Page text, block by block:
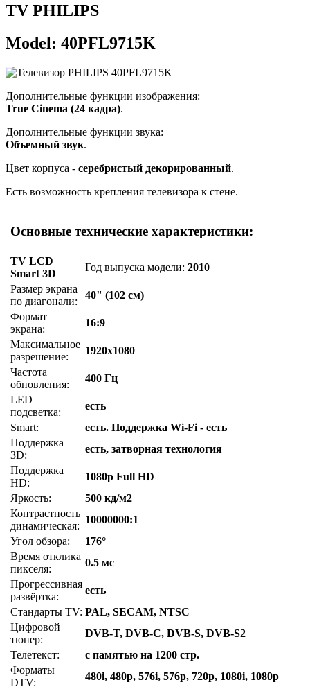
TV PHILIPS
Model: 40PFL9715K
Дополнительные функции изображения:
True Cinema (24 кадра).
Дополнительные функции звука:
Объемный звук.
Цвет корпуса - серебристый декорированный.
Есть возможность крепления телевизора к стене.
Основные технические характеристики:
TV LCD
Smart 3D
Год выпуска модели:2010
Размер экрана
по диагонали:
40" (102 см)
Формат
экрана:
16:9
Максимальное
разрешение:
1920x1080
Частота
обновления:
400 Гц
LED
подсветка:
есть
Smart:
есть. Поддержка Wi-Fi - есть
Поддержка
3D:
есть, затворная технология
Поддержка
HD:
1080p Full HD
Яркость:
500 кд/м2
Контрастность
динамическая:
10000000:1
Угол обзора:
176°
Время отклика
пикселя:
0.5 мс
Прогрессивная
развёртка:
есть
Стандарты TV: PAL, SECAM, NTSC
Цифровой
тюнер:
DVB-T, DVB-C, DVB-S, DVB-S2
Телетекст:
с памятью на 1200 стр.
Форматы
DTV:
480i, 480p, 576i, 576p, 720p, 1080i, 1080p